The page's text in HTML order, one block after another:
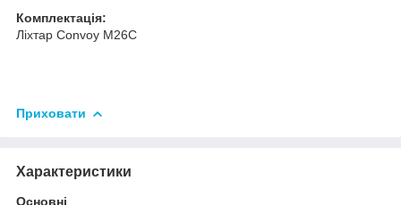
Комплектація:
Ліхтар Convoy M26С
Приховати
Характеристики
Основні